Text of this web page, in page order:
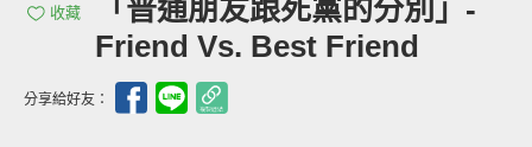
收藏
「普通朋友跟死黨的分別」-
Friend Vs. Best Friend
分享給好友：